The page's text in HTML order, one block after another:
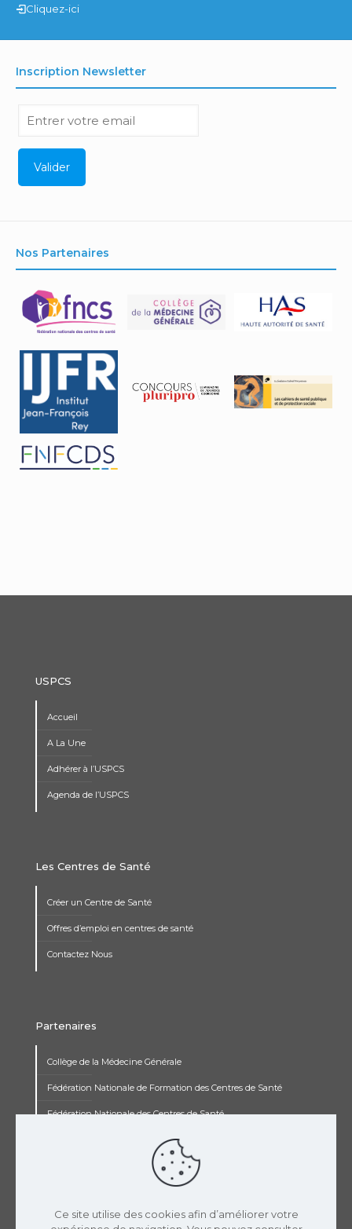
Cliquez-ici
Inscription Newsletter
Nos Partenaires
USPCS
Accueil
A La Une
Adhérer à l’USPCS
Agenda de l’USPCS
Les Centres de Santé
Créer un Centre de Santé
Offres d’emploi en centres de santé
Contactez Nous
Partenaires
Collège de la Médecine Générale
Fédération Nationale de Formation des Centres de Santé
Fédération Nationale des Centres de Santé
Institut de Recherche Jean François Rey
Ce site utilise des cookies afin d’améliorer votre